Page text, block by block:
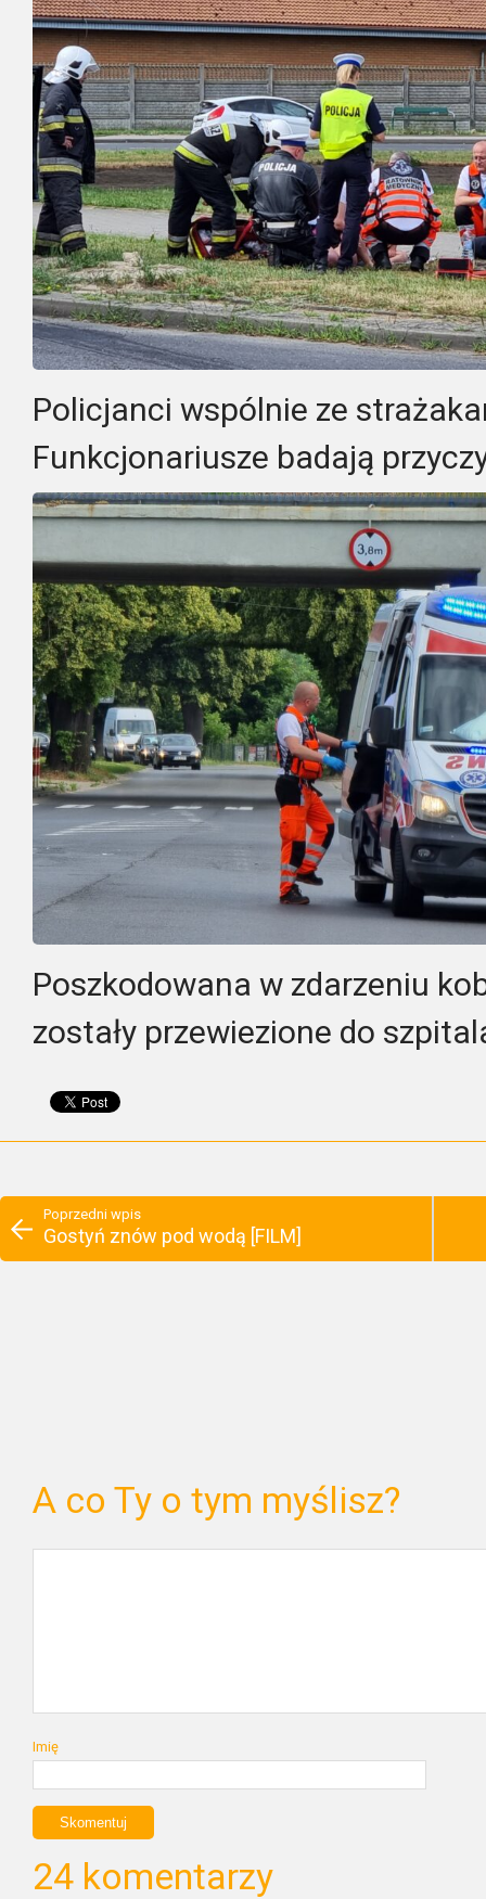
Policjanci wspólnie ze
Funkcjonariusze badają
Poszkodowana w zdarzeniu
zostały przewiezione do
Poprzedni wpis
Gostyń znów pod wodą [FILM]
A co Ty o tym myślisz?
Imię
24 komentarzy